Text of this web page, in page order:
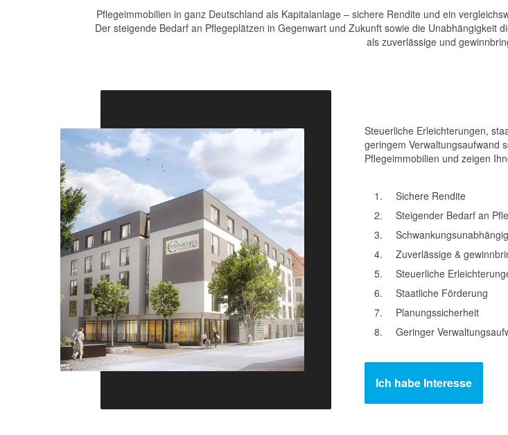
Pflegeimmobilien in ganz Deutschland als Kapitalanlage – sichere Rendite und ein
Der steigende Bedarf an Pflegeplätzen in Gegenwart und Zukunft sowie die
als zuverlässige und
Steuerliche Erleichterungen,
geringem Verwaltungsaufwand
Pflegeimmobilien und zeigen
Sichere Rendite
Steigender Bedarf an
Schwankungsunabhängig
Zuverlässige &
Steuerliche
Staatliche Förderung
Planungssicherheit
Geringer
Ich habe Interesse